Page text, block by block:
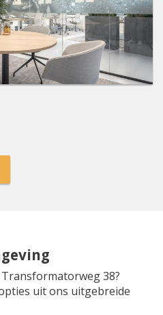
38?
uit ons uitgebreide